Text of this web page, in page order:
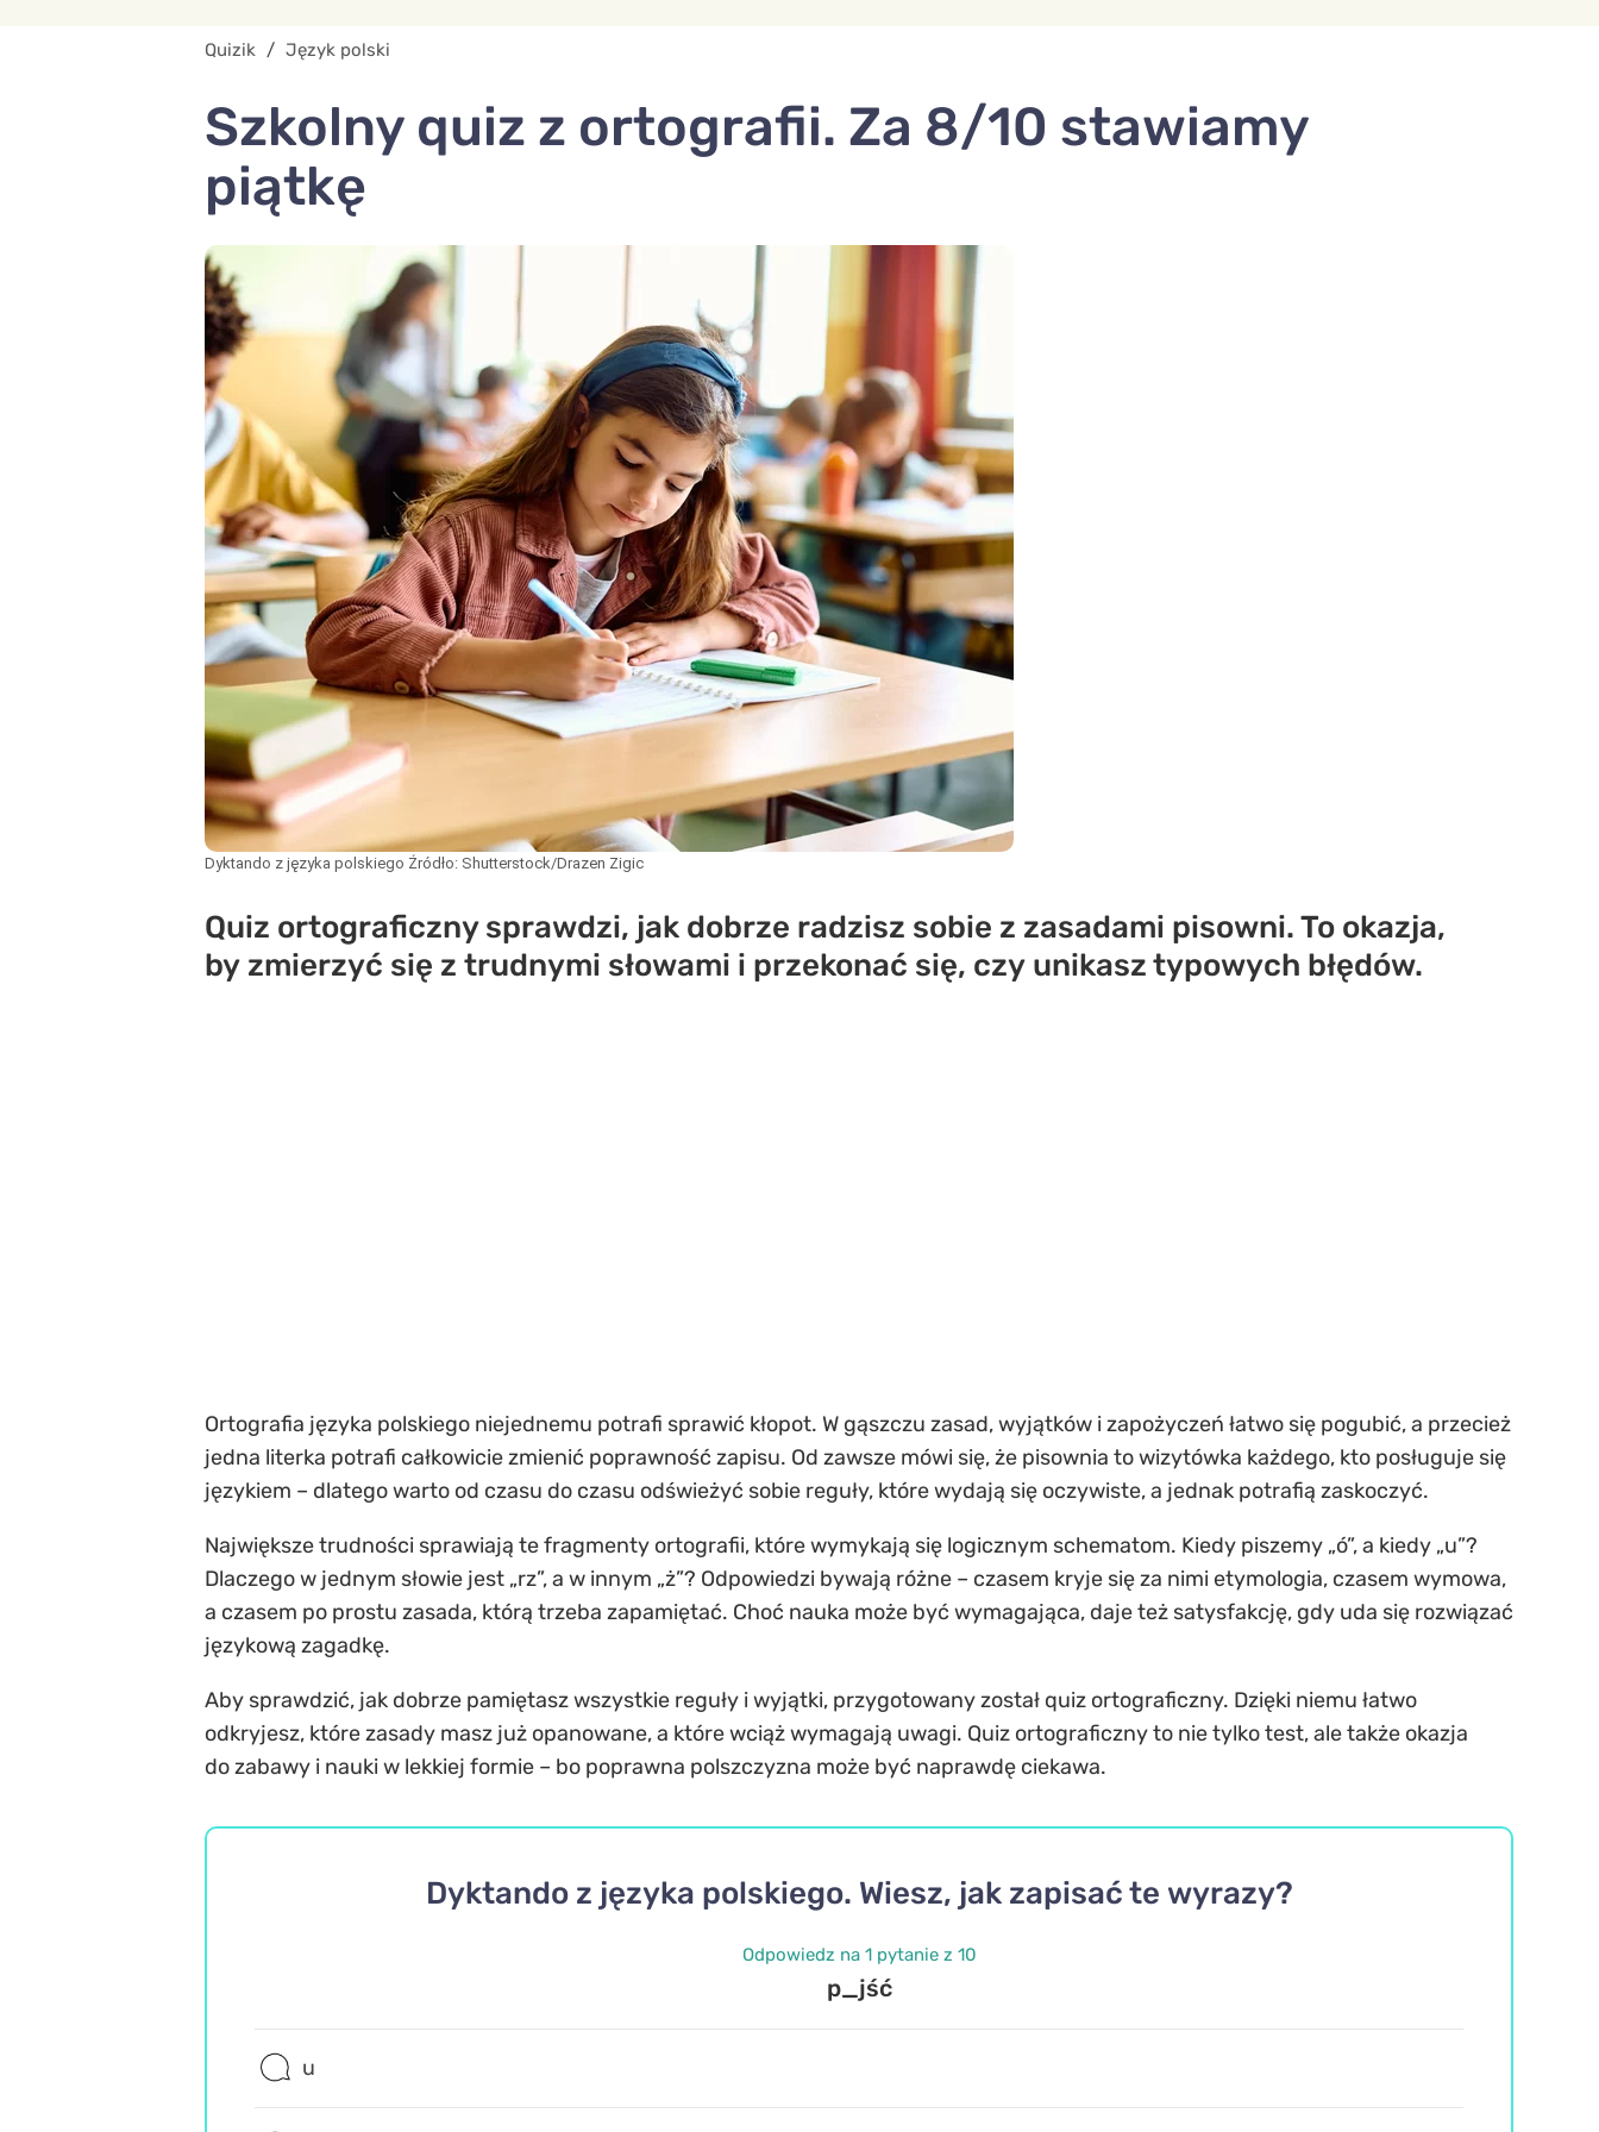
Quizik / Język polski
Szkolny quiz z ortografii. Za 8/10 stawiamy
piątkę
Dyktando z języka polskiego Źródło: Shutterstock/Drazen Zigic
Quiz ortograficzny sprawdzi, jak dobrze radzisz sobie z zasadami pisowni. To okazja,
by zmierzyć się z trudnymi słowami i przekonać się, czy unikasz typowych błędów.
Ortografia języka polskiego niejednemu potrafi sprawić kłopot. W gąszczu zasad, wyjątków i zapożyczeń łatwo się pogubić, a przecież
jedna literka potrafi całkowicie zmienić poprawność zapisu. Od zawsze mówi się, że pisownia to wizytówka każdego, kto posługuje się
językiem – dlatego warto od czasu do czasu odświeżyć sobie reguły, które wydają się oczywiste, a jednak potrafią zaskoczyć.
Największe trudności sprawiają te fragmenty ortografii, które wymykają się logicznym schematom. Kiedy piszemy „ó”, a kiedy „u”?
Dlaczego w jednym słowie jest „rz”, a w innym „ż”? Odpowiedzi bywają różne – czasem kryje się za nimi etymologia, czasem wymowa,
a czasem po prostu zasada, którą trzeba zapamiętać. Choć nauka może być wymagająca, daje też satysfakcję, gdy uda się rozwiązać
językową zagadkę.
Aby sprawdzić, jak dobrze pamiętasz wszystkie reguły i wyjątki, przygotowany został quiz ortograficzny. Dzięki niemu łatwo
odkryjesz, które zasady masz już opanowane, a które wciąż wymagają uwagi. Quiz ortograficzny to nie tylko test, ale także okazja
do zabawy i nauki w lekkiej formie – bo poprawna polszczyzna może być naprawdę ciekawa.
Dyktando z języka polskiego. Wiesz, jak zapisać te wyrazy?
Odpowiedz na 1 pytanie z 10
p_jść
u